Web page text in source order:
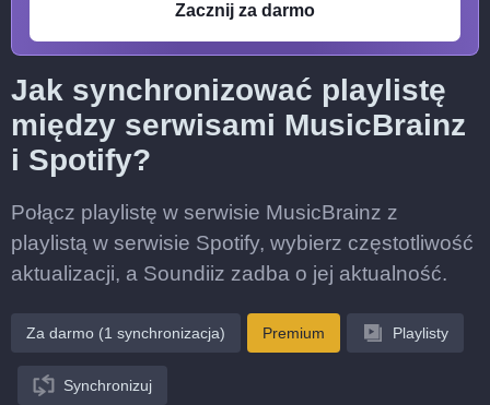
Zacznij za darmo
Jak synchronizować playlistę
między serwisami MusicBrainz
i Spotify?
Połącz playlistę w serwisie MusicBrainz z
playlistą w serwisie Spotify, wybierz częstotliwość
aktualizacji, a Soundiiz zadba o jej aktualność.
Za darmo (1 synchronizacja) Premium Playlisty
Synchronizuj